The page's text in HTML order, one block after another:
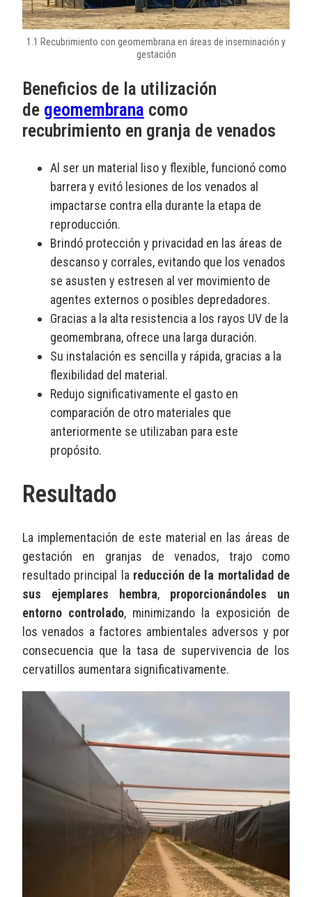
1.1 Recubrimiento con geomembrana en áreas de inseminación y
gestación
Beneficios de la utilización
de geomembrana como
recubrimiento en granja de venados
Al ser un material liso y flexible, funcionó como
barrera y evitó lesiones de los venados al
impactarse contra ella durante la etapa de
reproducción.
Brindó protección y privacidad en las áreas de
descanso y corrales, evitando que los venados
se asusten y estresen al ver movimiento de
agentes externos o posibles depredadores.
Gracias a la alta resistencia a los rayos UV de la
geomembrana, ofrece una larga duración.
Su instalación es sencilla y rápida, gracias a la
flexibilidad del material.
Redujo significativamente el gasto en
comparación de otro materiales que
anteriormente se utilizaban para este
propósito.
Resultado
La implementación de este material en las áreas de
gestación en granjas de venados, trajo como
resultado principal lareducción de la mortalidad de
sus ejemplares hembra, proporcionándoles un
entorno controlado, minimizando la exposición de
los venados a factores ambientales adversos y por
consecuencia que la tasa de supervivencia de los
cervatillos aumentara significativamente.